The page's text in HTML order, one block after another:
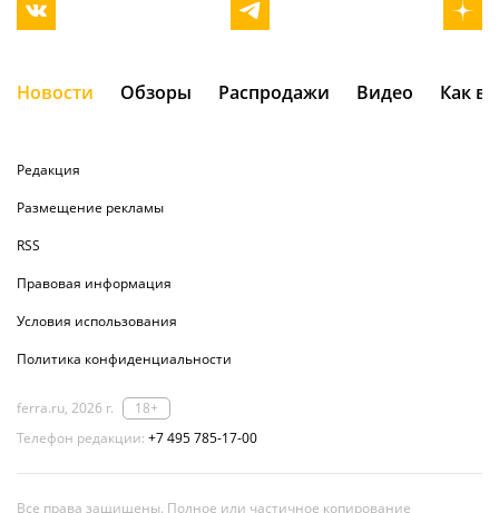
Новости Обзоры Распродажи Видео Как
Редакция
Размещение рекламы
RSS
Правовая информация
Условия использования
Политика конфиденциальности
ferra.ru, 2026 г.
18+
Телефон редакции: +7 495 785-17-00
Все права защищены. Полное или частичное копирование